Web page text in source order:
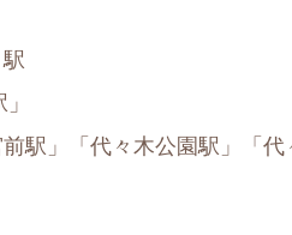
駅」「代々木公園駅」「代